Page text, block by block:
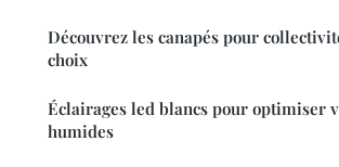
Découvrez les canapés pour
choix
Éclairages led blancs pour optimiser
humides